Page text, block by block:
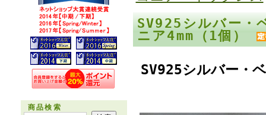
商品検索
SV925シルバー・
ニア4mm（1個）
SV925シルバー・